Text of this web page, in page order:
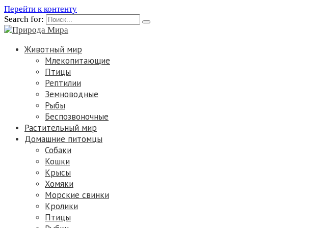
Перейти к контенту
Search for:
Животный мир
Млекопитающие
Птицы
Рептилии
Земноводные
Рыбы
Беспозвоночные
Растительный мир
Домашние питомцы
Собаки
Кошки
Крысы
Хомяки
Морские свинки
Кролики
Птицы